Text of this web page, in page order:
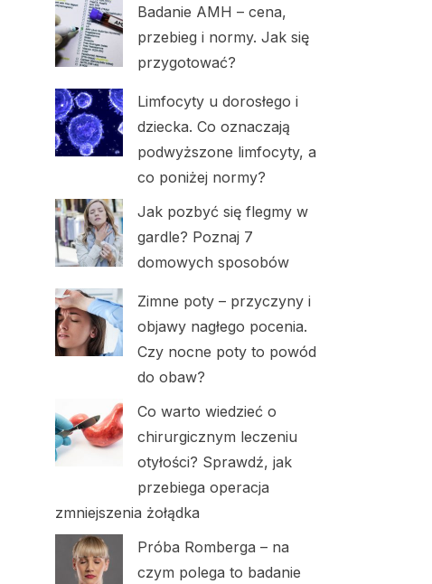
Badanie AMH – cena,
przebieg i normy. Jak się
przygotować?
Limfocyty u dorosłego i
dziecka. Co oznaczają
podwyższone limfocyty, a
co poniżej normy?
Jak pozbyć się flegmy w
gardle? Poznaj 7
domowych sposobów
Zimne poty – przyczyny i
objawy nagłego pocenia.
Czy nocne poty to powód
do obaw?
Co warto wiedzieć o
chirurgicznym leczeniu
otyłości? Sprawdź, jak
przebiega operacja
zmniejszenia żołądka
Próba Romberga – na
czym polega to badanie